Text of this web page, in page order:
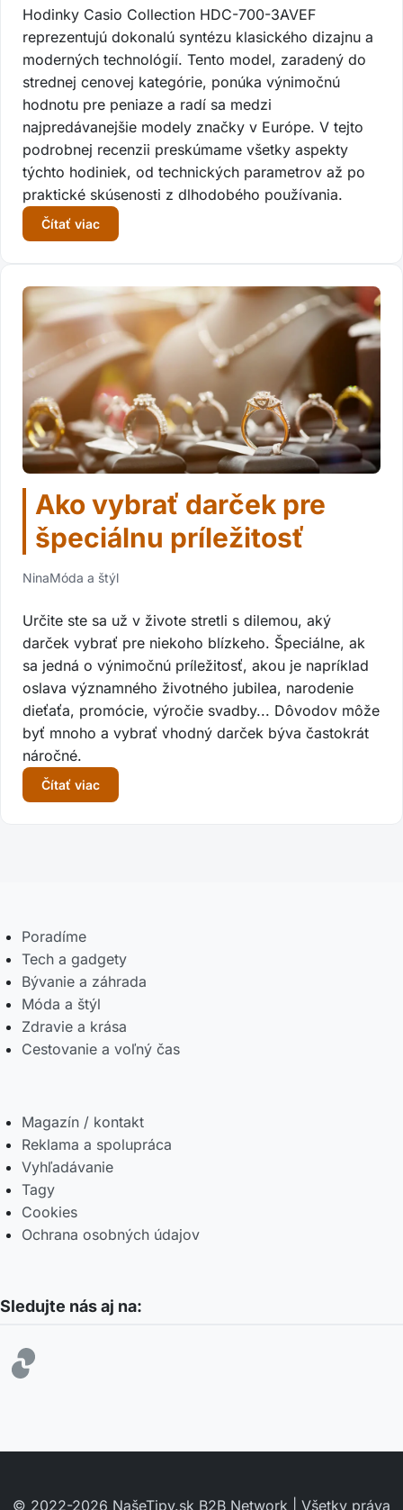
Hodinky Casio Collection HDC-700-3AVEF
reprezentujú dokonalú syntézu klasického dizajnu a
moderných technológií. Tento model, zaradený do
strednej cenovej kategórie, ponúka výnimočnú
hodnotu pre peniaze a radí sa medzi
najpredávanejšie modely značky v Európe. V tejto
podrobnej recenzii preskúmame všetky aspekty
týchto hodiniek, od technických parametrov až po
praktické skúsenosti z dlhodobého používania.
Čítať viac
Ako vybrať darček pre
špeciálnu príležitosť
NinaMóda a štýl
Určite ste sa už v živote stretli s dilemou, aký
darček vybrať pre niekoho blízkeho. Špeciálne, ak
sa jedná o výnimočnú príležitosť, akou je napríklad
oslava významného životného jubilea, narodenie
dieťaťa, promócie, výročie svadby... Dôvodov môže
byť mnoho a vybrať vhodný darček býva častokrát
náročné.
Čítať viac
Poradíme
Tech a gadgety
Bývanie a záhrada
Móda a štýl
Zdravie a krása
Cestovanie a voľný čas
Magazín / kontakt
Reklama a spolupráca
Vyhľadávanie
Tagy
Cookies
Ochrana osobných údajov
Sledujte nás aj na:
© 2022-2026 NašeTipy.sk B2B Network | Všetky práva